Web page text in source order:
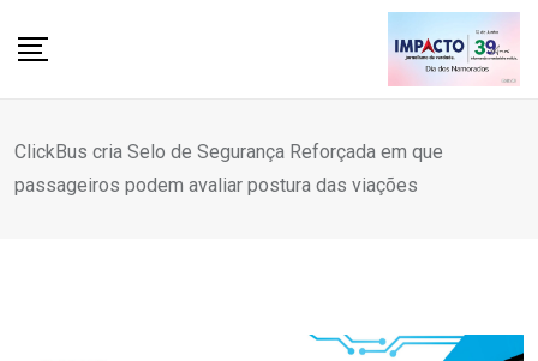
ClickBus cria Selo de Segurança Reforçada em que
passageiros podem avaliar postura das viações